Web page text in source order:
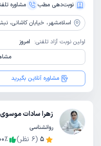
نوبت‌دهی مطب
مشاوره‌
اسلامشهر، خیابان کاشانی، نبش کوچه 20، کلینیک
اولین نوبت آزاد تلفنی: امروز
مشاوره آنلاین بگیرید
زهرا سادات
روانشناسی
5
(
6 نظر) ٪